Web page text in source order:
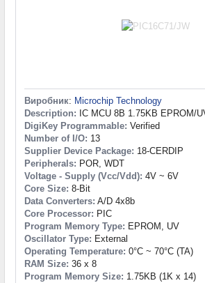
Виробник: Microchip Technology
Description: IC MCU 8B 1.75KB EPROM/
DigiKey Programmable: Verified
Number of I/O: 13
Supplier Device Package: 18-CERDIP
Peripherals: POR, WDT
Voltage - Supply (Vcc/Vdd): 4V ~ 6V
Core Size: 8-Bit
Data Converters: A/D 4x8b
Core Processor: PIC
Program Memory Type: EPROM, UV
Oscillator Type: External
Operating Temperature: 0°C ~ 70°C (TA)
RAM Size: 36 x 8
Program Memory Size: 1.75KB (1K x 14)